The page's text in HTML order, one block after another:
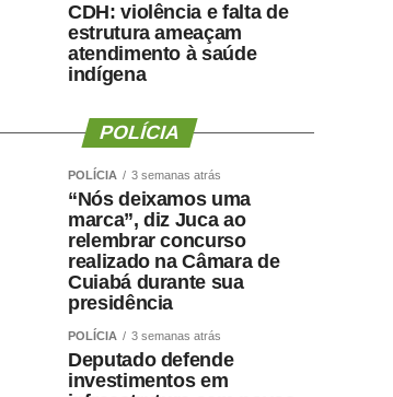
CDH: violência e falta de
estrutura ameaçam
atendimento à saúde
indígena
POLÍCIA
POLÍCIA 3 semanas atrás
“Nós deixamos uma
marca”, diz Juca ao
relembrar concurso
realizado na Câmara de
Cuiabá durante sua
presidência
POLÍCIA 3 semanas atrás
Deputado defende
investimentos em